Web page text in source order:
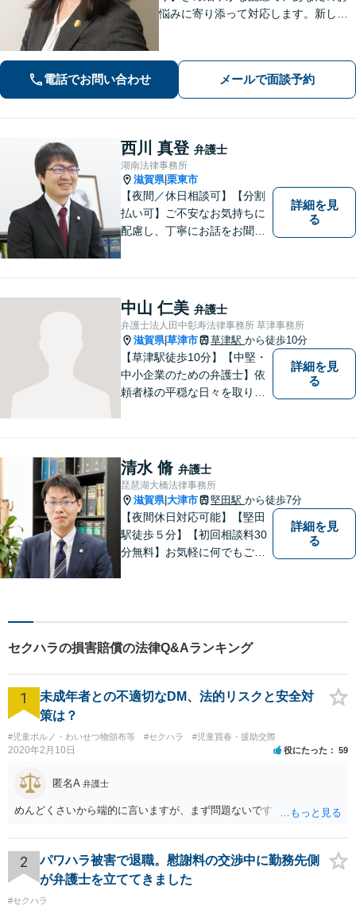
悩みに寄り添って対応します。新しい
にご相談ください。
電話でお問い合わせ メールで面談予約
西川 真登 弁護士
湖南法律事務所
滋賀県|栗東市
【夜間／休日相談可】【分割
払い可】ご不安なお気持ちに
配慮し、丁寧にお話をお聞き
い合わせください。
詳細を見
る
中山 仁美 弁護士
弁護士法人田中彰寿法律事務所 草津事務所
滋賀県|草津市 草津駅 から徒歩10分
【草津駅徒歩10分】【中堅・
中小企業のための弁護士】依
頼者様の平穏な日々を取り戻
て、スピード感のあるシーム
レスな対応を実現します。
詳細を見
る
清水 脩 弁護士
琵琶湖大橋法律事務所
滋賀県|大津市 堅田駅 から徒歩7分
【夜間休日対応可能】【堅田
駅徒歩５分】【初回相談料30
分無料】お気軽に何でもご相
詳細を見
る
セクハラの損害賠償の法律Q&Aランキング
1
未成年者との不適切なDM、法的リスクと安全対
策は？
#児童ポルノ・わいせつ物頒布等 #セクハラ #児童買春・援助交際
2020年2月10日 役にたった 59
匿名A 弁護士
めんどくさいから端的に言いますが、まず問題ないです
2
パワハラ被害で退職。慰謝料の交渉中に勤務先側
が弁護士を立ててきました
#セクハラ